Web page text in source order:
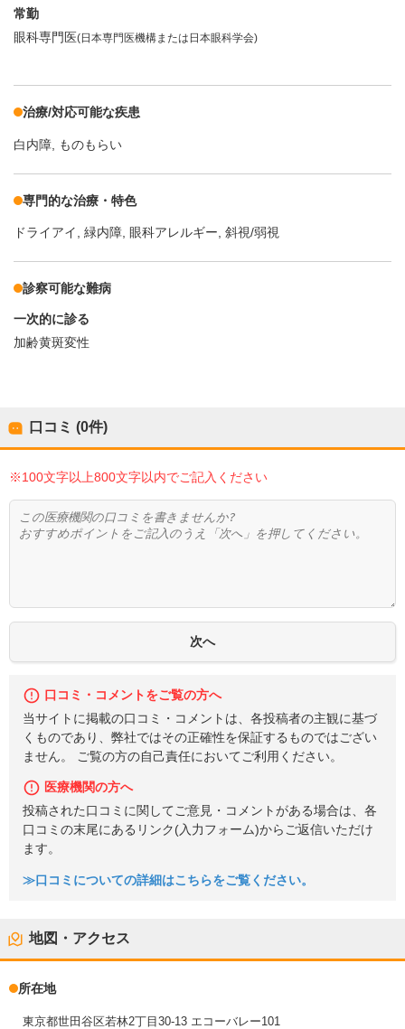
常勤
眼科専門医(日本専門医機構または日本眼科学会)
治療/対応可能な疾患
白内障 ものもらい
専門的な治療・特色
ドライアイ 緑内障 眼科アレルギー 斜視/弱視
診察可能な難病
一次的に診る
加齢黄斑変性
口コミ (0件)
※100文字以上800文字以内でご記入ください
口コミ・コメントをご覧の方へ
当サイトに掲載の口コミ・コメントは、各投稿者の主観に基づ
くものであり、弊社ではその正確性を保証するものではござい
ません。 ご覧の方の自己責任においてご利用ください。
医療機関の方へ
投稿された口コミに関してご意見・コメントがある場合は、各
口コミの末尾にあるリンク(入力フォーム)からご返信いただけ
ます。
≫口コミについての詳細はこちらをご覧ください。
地図・アクセス
所在地
東京都世田谷区若林2丁目30-13 エコーバレー101